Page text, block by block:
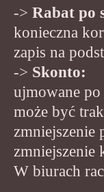
-> Rabat po
konieczna
zapis na
-> Skonto:
ujmowane po
może być
zmniejszenie
zmniejszenie
W biurach